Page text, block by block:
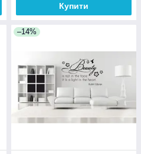
Купити
–14%